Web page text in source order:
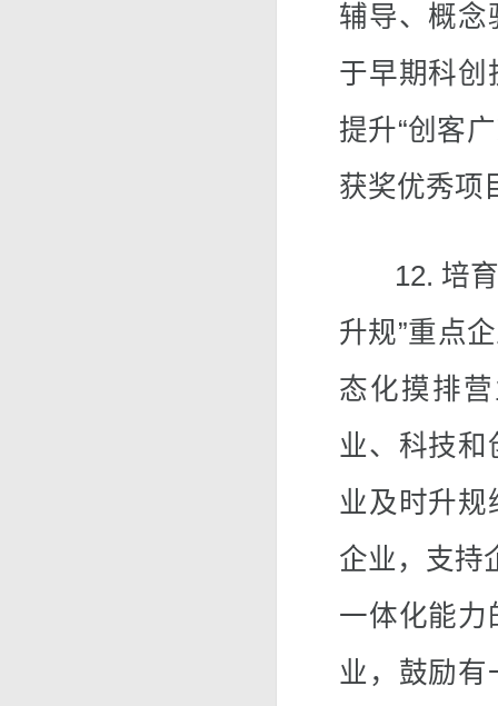
辅导、概念
于早期科创
提升“创客
获奖优秀项
12. 培育
升规”重点
态化摸排
业、科技
业及时升
企业，支持
一体化能力
业，鼓励